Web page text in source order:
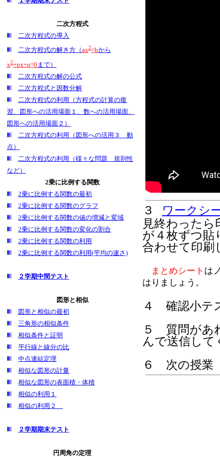
二次方程式
二次方程式の導入
二次方程式の解き方（ax2=bから
x2+px+q=0 まで）
二次方程式の解の公式
二次方程式と因数分解
二次方程式の利用（方程式の計算の復
習、図形への活用場面１、数への活用場面、
図形への活用場面２）
二次方程式の利用（図形への活用３ 動
点）
二次方程式の利用（様々な問題 規則性
など）
2乗に比例する関数
2乗に比例する関数の最初
2乗に比例する関数のグラフ
2乗に比例する関数の値の増減と変域
2乗に比例する関数の変化の割合
2乗に比例する関数の利用
2乗に比例する関数の利用(平均の速さ)
２学期中間テスト
図形と相似
図形と相似の最初
三角形の相似条件
相似条件と証明
平行線と線分の比
中点連結定理
相似な図形の計量
相似な図形の表面積・体積
相似の利用１
相似の利用２
２学期期末テスト
円周角の定理
３
ワークシ
見終わった
が４枚ずつ貼
合わせて印刷
まとめシート は
はりましょう。
４ 確認小
５ 質問があ
んで送信して
６ 次の授業